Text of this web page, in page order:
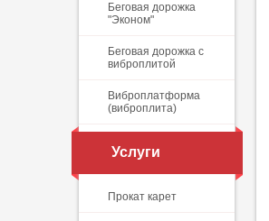
Беговая дорожка
"Эконом"
Беговая дорожка с
виброплитой
Виброплатформа
(виброплита)
Услуги
Прокат карет